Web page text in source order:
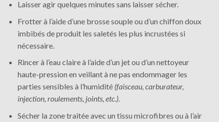
Laisser agir quelques minutes sans laisser sécher.
Frotter à l’aide d’une brosse souple ou d’un chiffon doux
imbibés de produit les saletés les plus incrustées si
nécessaire.
Rincer à l’eau claire à l’aide d’un jet ou d’un nettoyeur
haute-pression en veillant à ne pas endommager les
parties sensibles à l’humidité (faisceau, carburateur,
injection, roulements, joints, etc.).
Sécher la zone traitée avec un tissu microfibres ou à l’air